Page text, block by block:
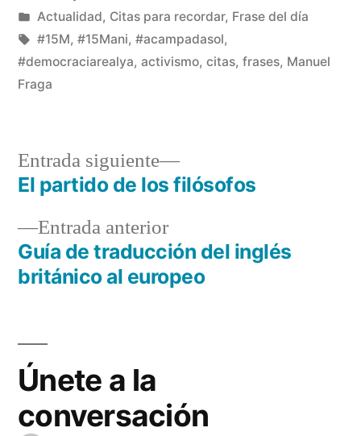
Publicado
por
Manuel
Rivas
Álvarez
Publicado
en
Actualidad, Citas para recordar, Frase del día
Etiquetas:
#15M, #15Mani, #acampadasol,
#democraciarealya, activismo, citas, frases, Manuel
Fraga
Navegación
de
entradas
Entrada anteriorEntrada
anterior:
Guía de traducción del inglés
británico al europeo
Entrada siguiente
Entrada
siguiente:
El partido de los filósofos
Únete a la
conversación